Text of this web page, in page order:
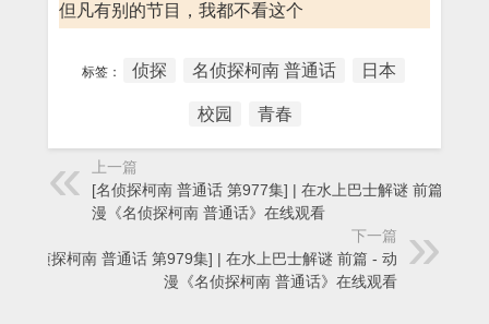
但凡有别的节目，我都不看这个
标签： 侦探 名侦探柯南 普通话 日本
校园 青春
上一篇
[名侦探柯南 普通话 第977集] | 在水上巴士解谜 前篇 - 动
漫《名侦探柯南 普通话》在线观看
下一篇
[名侦探柯南 普通话 第979集] | 在水上巴士解谜 前篇 - 动
漫《名侦探柯南 普通话》在线观看